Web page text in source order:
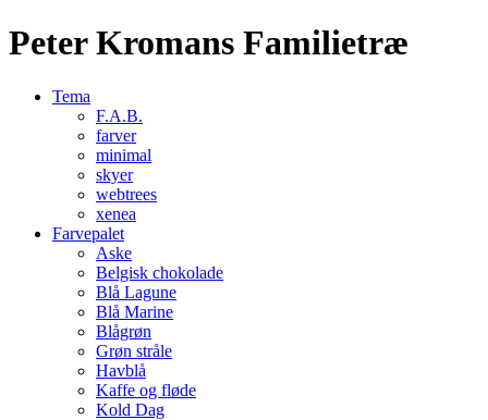
Peter Kromans Familietræ
Tema
F.A.B.
farver
minimal
skyer
webtrees
xenea
Farvepalet
Aske
Belgisk chokolade
Blå Lagune
Blå Marine
Blågrøn
Grøn stråle
Havblå
Kaffe og fløde
Kold Dag